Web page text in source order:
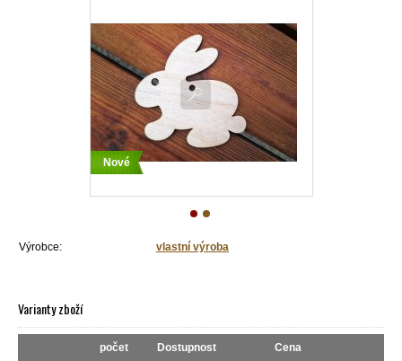
Nové
Výrobce: vlastní výroba
Varianty zboží
počet Dostupnost Cena